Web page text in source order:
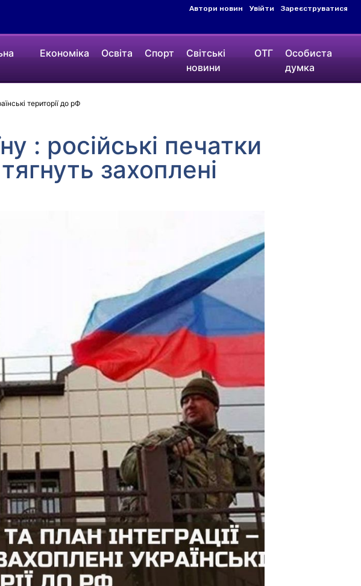
Автори новин Увійти Зареєструватися
Економіка Освіта Спорт
Світські
новини
ОТГ
Особиста
думка
території до рФ
: російські печатки
захоплені